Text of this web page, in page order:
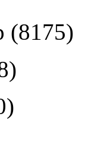
(8175)